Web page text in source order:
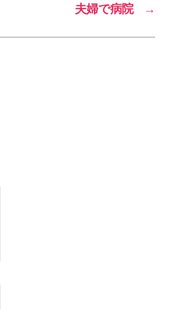
→
夫婦で病院